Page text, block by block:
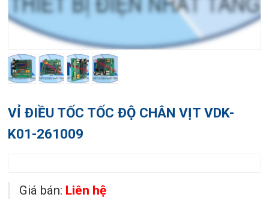
VỈ ĐIỀU TỐC TỐC ĐỘ CHÂN VỊT VDK-
K01-261009
Giá bán: Liên hệ